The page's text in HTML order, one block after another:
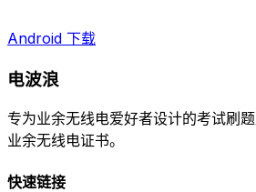
Android 下载
电波浪
专为业余无线电爱好者设计的考试刷
业余无线电证书。
快速链接